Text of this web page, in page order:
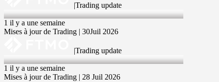
|Trading update
30 Jul 2026
1 il y a une semaine
Mises à jour de Trading | 30Juil 2026
|Trading update
28 Jul 2026
1 il y a une semaine
Mises à jour de Trading | 28 Juil 2026